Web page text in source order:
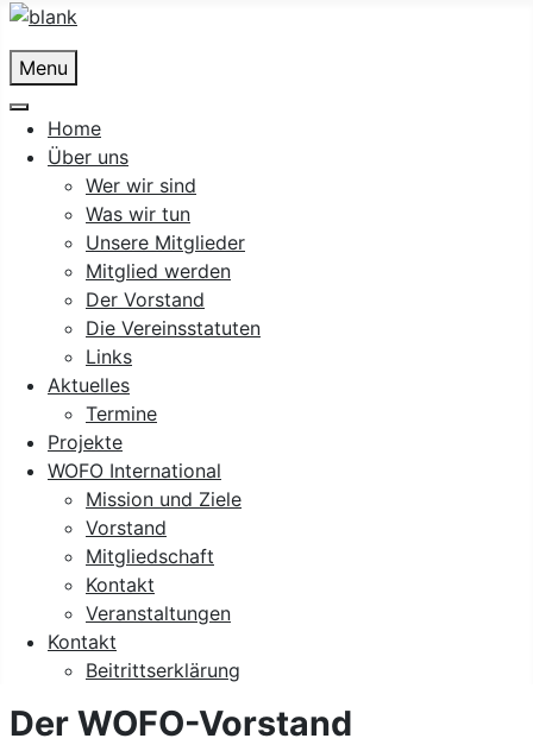
Menu
Home
Über uns
Wer wir sind
Was wir tun
Unsere Mitglieder
Mitglied werden
Der Vorstand
Die Vereinsstatuten
Links
Aktuelles
Termine
Projekte
WOFO International
Mission und Ziele
Vorstand
Mitgliedschaft
Kontakt
Veranstaltungen
Kontakt
Beitrittserklärung
Der WOFO-Vorstand